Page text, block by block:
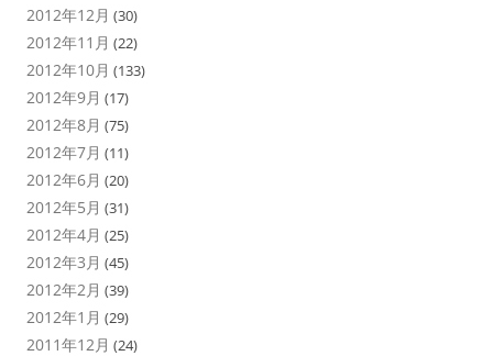
2012年12月 (30)
2012年11月 (22)
2012年10月 (133)
2012年9月 (17)
2012年8月 (75)
2012年7月 (11)
2012年6月 (20)
2012年5月 (31)
2012年4月 (25)
2012年3月 (45)
2012年2月 (39)
2012年1月 (29)
2011年12月 (24)